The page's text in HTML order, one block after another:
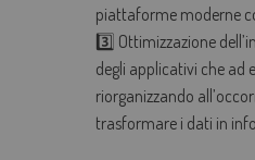
piattaforme moderne
3️⃣ Ottimizzazione
degli applicativi che ad
riorganizzando
trasformare i dati in